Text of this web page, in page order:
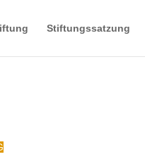
Stiftungssatzung